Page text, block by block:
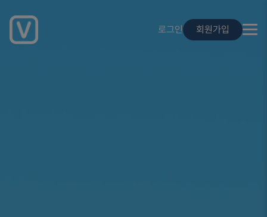
로그인 회원가입